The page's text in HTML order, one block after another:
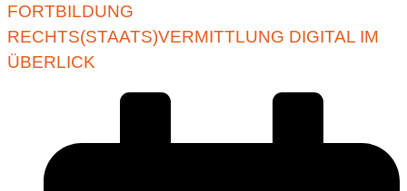
FORTBILDUNG
RECHTS(STAATS)VERMITTLUNG DIGITAL IM
ÜBERLICK